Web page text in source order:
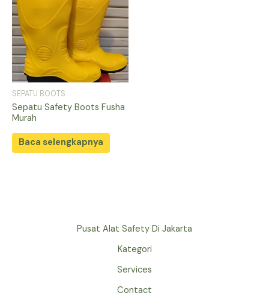
SEPATU BOOTS
Sepatu Safety Boots Fusha
Murah
Baca selengkapnya
Pusat Alat Safety Di Jakarta
Kategori
Services
Contact